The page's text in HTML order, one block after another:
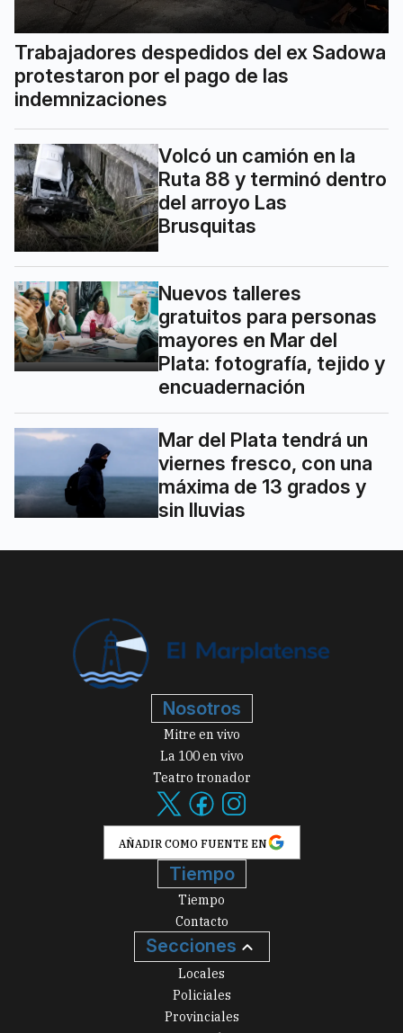
Trabajadores despedidos del ex Sadowa
protestaron por el pago de las
indemnizaciones
Volcó un camión en la
Ruta 88 y terminó dentro
del arroyo Las
Brusquitas
Nuevos talleres
gratuitos para personas
mayores en Mar del
Plata: fotografía, tejido y
encuadernación
Mar del Plata tendrá un
viernes fresco, con una
máxima de 13 grados y
sin lluvias
Nosotros
Mitre en vivo
La 100 en vivo
Teatro tronador
AÑADIR COMO FUENTE EN
Tiempo
Tiempo
Contacto
Secciones
Locales
Policiales
Provinciales